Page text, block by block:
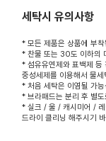
세탁시 유의사항
* 모든 제품은 상품에 부
* 찬물 또는 30도 이하의
* 섬유유연제와 표백제 등
중성세제를 이용해서 물
* 처음 세탁은 이염될 가
* 브라패드는 분리 후 별
* 실크 / 울 / 캐시미어 /
드라이 클리닝 해주시기